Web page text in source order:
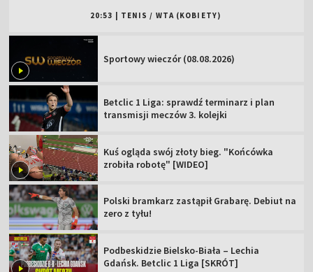
20:53 TENIS / WTA (KOBIETY)
Sportowy wieczór (08.08.2026)
Betclic 1 Liga: sprawdź terminarz i plan
transmisji meczów 3. kolejki
Kuś ogląda swój złoty bieg. "Końcówka
zrobiła robotę" [WIDEO]
Polski bramkarz zastąpił Grabarę. Debiut na
zero z tyłu!
Podbeskidzie Bielsko-Biała – Lechia
Gdańsk. Betclic 1 Liga [SKRÓT]